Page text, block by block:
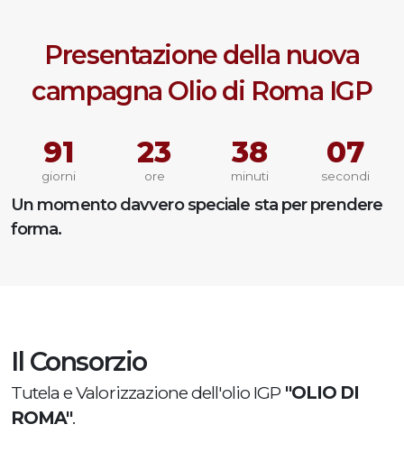
Presentazione della nuova
campagna Olio di Roma IGP
91
giorni
23
ore
38
minuti
06
secondi
Un momento davvero speciale sta per prendere
forma.
Il Consorzio
Tutela e Valorizzazione dell'olio IGP "OLIO DI
ROMA".